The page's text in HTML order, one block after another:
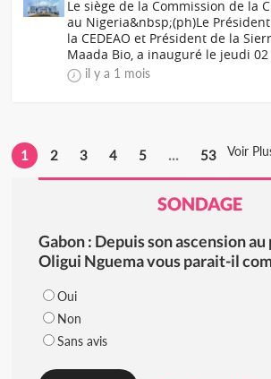
Le siège de la Commission de la
au Nigeria&nbsp;(ph)Le
la CEDEAO et Président de la
Maada Bio, a inauguré le jeudi
il y a 1 mois
1 2 3 4 5 ... 53 Voir
SONDAGE
Gabon : Depuis son ascension
Oligui Nguema vous parait-il
Oui
Non
Sans avis